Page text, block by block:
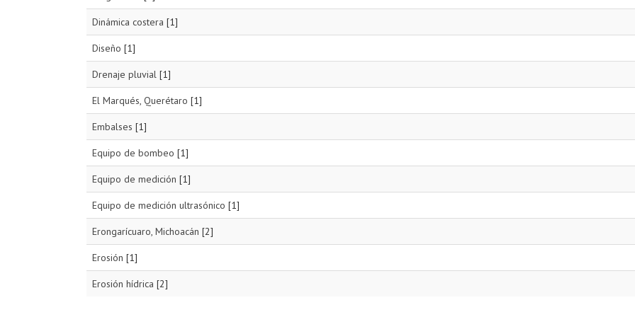
Dinámica costera [1]
Diseño [1]
Drenaje pluvial [1]
El Marqués, Querétaro [1]
Embalses [1]
Equipo de bombeo [1]
Equipo de medición [1]
Equipo de medición ultrasónico [1]
Erongarícuaro, Michoacán [2]
Erosión [1]
Erosión hídrica [2]